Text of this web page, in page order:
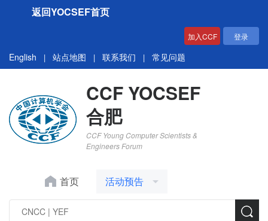
返回YOCSEF首页
加入CCF 登录
English | 站点地图 | 联系我们 | 常见问题
CCF YOCSEF
合肥
CCF Young Computer Scientists &
Engineers Forum
首页 活动预告